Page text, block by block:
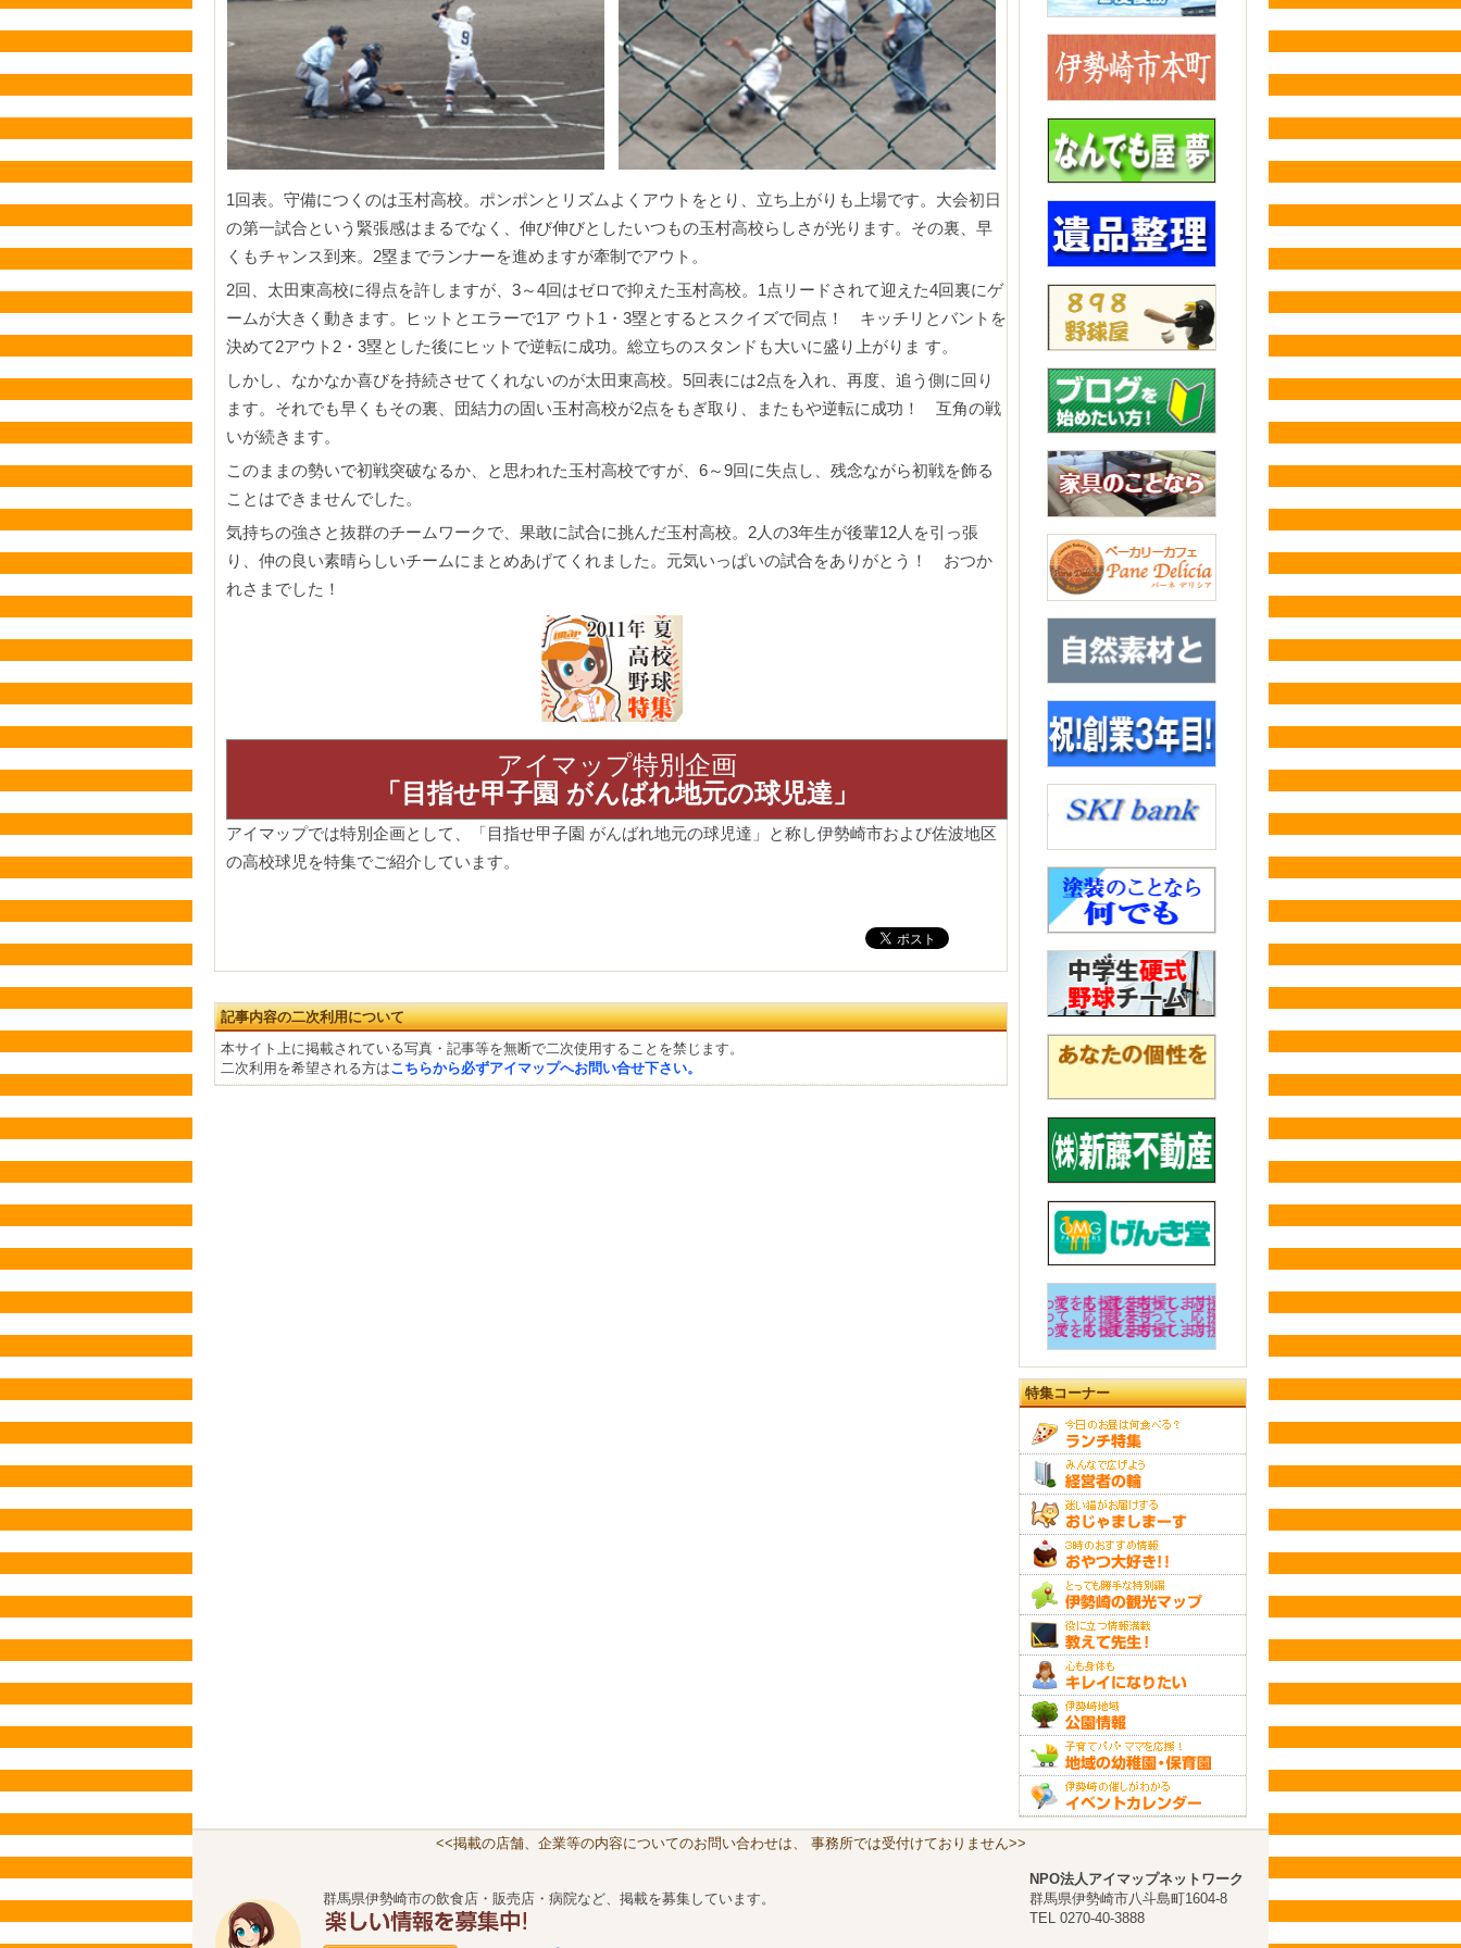
1回表。守備につくのは玉村高校。ポンポンとリズムよくアウトをとり、立ち上がりも上場です。大会初日
の第一試合という緊張感はまるでなく、伸び伸びとしたいつもの玉村高校らしさが光ります。その裏、早
くもチャンス到来。2塁までランナーを進めますが牽制でアウト。
2回、太田東高校に得点を許しますが、3～4回はゼロで抑えた玉村高校。1点リードされて迎えた4回裏にゲ
ームが大きく動きます。ヒットとエラーで1ア ウト1・3塁とするとスクイズで同点！ キッチリとバントを
決めて2アウト2・3塁とした後にヒットで逆転に成功。総立ちのスタンドも大いに盛り上がりま す。
しかし、なかなか喜びを持続させてくれないのが太田東高校。5回表には2点を入れ、再度、追う側に回り
ます。それでも早くもその裏、団結力の固い玉村高校が2点をもぎ取り、またもや逆転に成功！ 互角の戦
いが続きます。
このままの勢いで初戦突破なるか、と思われた玉村高校ですが、6～9回に失点し、残念ながら初戦を飾る
ことはできませんでした。
気持ちの強さと抜群のチームワークで、果敢に試合に挑んだ玉村高校。2人の3年生が後輩12人を引っ張
り、仲の良い素晴らしいチームにまとめあげてくれました。元気いっぱいの試合をありがとう！ おつか
れさまでした！
アイマップ特別企画
「目指せ甲子園 がんばれ地元の球児達」
アイマップでは特別企画として、「目指せ甲子園 がんばれ地元の球児達」と称し伊勢崎市および佐波地区
の高校球児を特集でご紹介しています。
記事内容の二次利用について
本サイト上に掲載されている写真・記事等を無断で二次使用することを禁じます。
二次利用を希望される方はこちらから必ずアイマップへお問い合せ下さい。
特集コーナー
<<掲載の店舗、企業等の内容についてのお問い合わせは、 事務所では受付けておりません>>
群馬県伊勢崎市の飲食店・販売店・病院など、掲載を募集しています。
NPO法人アイマップネットワーク
群馬県伊勢崎市八斗島町1604-8
TEL 0270-40-3888